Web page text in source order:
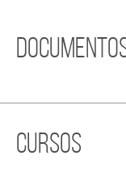
cursos